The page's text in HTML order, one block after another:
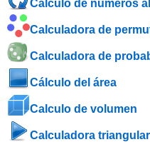
Cálculo de números
Calculadora de
Calculadora de
Cálculo del área
Calculo de volumen
Calculadora triangular